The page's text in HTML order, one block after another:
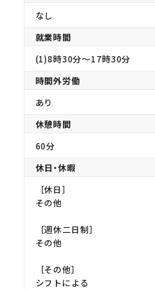
なし
就業時間
(1)8時30分〜17時30分
時間外労働
あり
休憩時間
60分
休日・休暇
［休日］
その他
［週休二日制］
その他
［その他］
シフトによる